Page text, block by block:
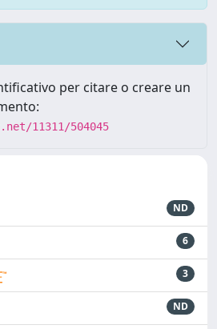
per citare o creare un
11311/504045
ND
6
3
ND